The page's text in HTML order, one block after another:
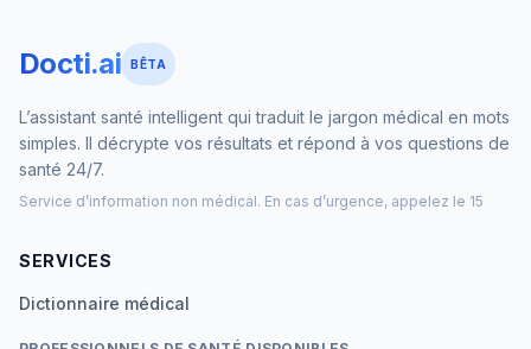
Docti.ai BÊTA
L’assistant santé intelligent qui traduit le jargon médical en mots
simples. Il décrypte vos résultats et répond à vos questions de
santé 24/7.
Service d’information non médical. En cas d’urgence, appelez le 15
SERVICES
Dictionnaire médical